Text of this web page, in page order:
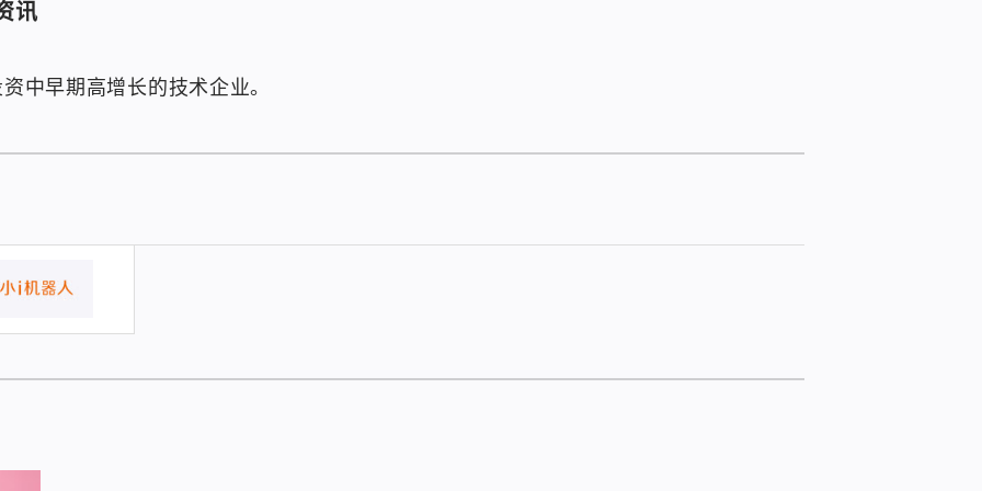
讯
中早期高增长的技术企业。